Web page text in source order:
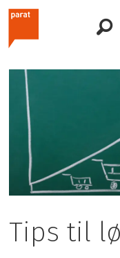
Tips til